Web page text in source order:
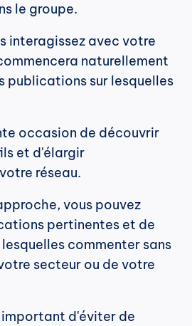
le groupe.
interagissez avec votre
naturellement
publications sur lesquelles
occasion de découvrir
et d'élargir
réseau.
vous pouvez
pertinentes et de
commenter sans
secteur ou de votre
d'éviter de